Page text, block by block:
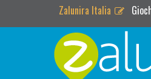
Zalunira Italia